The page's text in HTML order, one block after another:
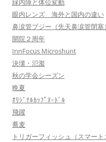
緑内障と体位変動
眼内レンズ 海外と国内の違い
鼻涙管ブジー（先天鼻涙管閉塞）
開院２周年
InnFocus Microshunt
決壊・氾濫
秋の学会シーズン
晩夏
ｵﾘｼﾞﾅﾙｶｯﾌﾟﾇｰﾄﾞﾙ
飛躍
蕎麦
トリガーフィッシュ（スマー